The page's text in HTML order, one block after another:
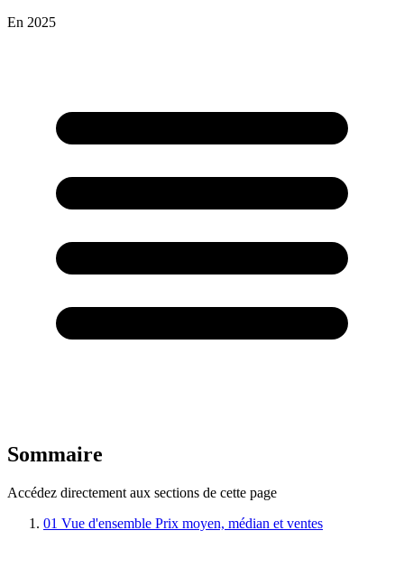
En 2025
Sommaire
Accédez directement aux sections de cette page
01 Vue d'ensemble Prix moyen, médian et ventes